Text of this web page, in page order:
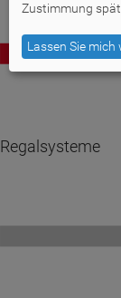
Regalsysteme
Zustimmung
Lassen Sie mich